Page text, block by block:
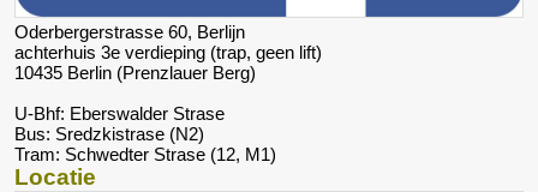
Oderbergerstrasse 60, Berlijn
achterhuis 3e verdieping (trap, geen lift)
10435 Berlin (Prenzlauer Berg)
U-Bhf: Eberswalder Strase
Bus: Sredzkistrase (N2)
Tram: Schwedter Strase (12, M1)
Locatie